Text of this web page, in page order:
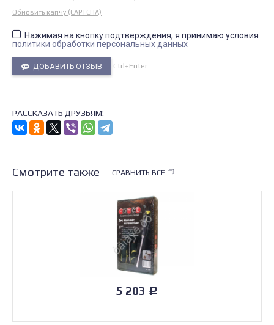
Обновить капчу (CAPTCHA)
Нажимая на кнопку подтверждения, я принимаю условия
политики обработки персональных данных
ДОБАВИТЬ ОТЗЫВ Ctrl+Enter
РАССКАЗАТЬ ДРУЗЬЯМ!
Смотрите также СРАВНИТЬ ВСЕ
5 203 Р